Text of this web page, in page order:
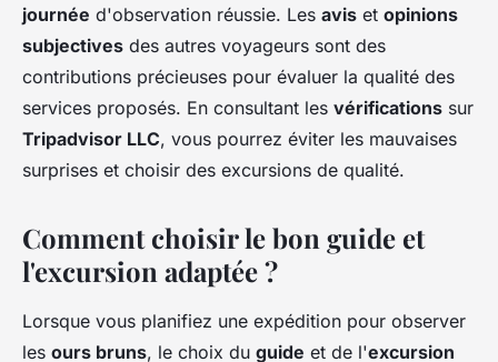
journée d'observation réussie. Les avis et opinions
subjectives des autres voyageurs sont des
contributions précieuses pour évaluer la qualité des
services proposés. En consultant les vérifications sur
Tripadvisor LLC, vous pourrez éviter les mauvaises
surprises et choisir des excursions de qualité.
Comment choisir le bon guide et
l'excursion adaptée ?
Lorsque vous planifiez une expédition pour observer
les ours bruns, le choix du guide et de l'excursion